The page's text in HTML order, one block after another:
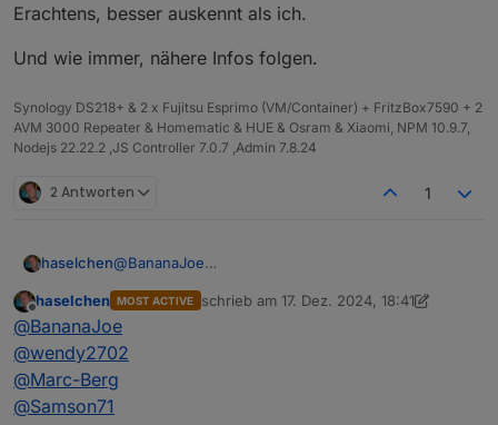
Erachtens, besser auskennt als ich.
Und wie immer, nähere Infos folgen.
Synology DS218+ & 2 x Fujitsu Esprimo (VM/Container) + FritzBox7590 + 2
AVM 3000 Repeater & Homematic & HUE & Osram & Xiaomi, NPM 10.9.7,
Nodejs 22.22.2 ,JS Controller 7.0.7 ,Admin 7.8.24
2 Antworten 1
haselchen@BananaJoe
@wendy2702
Guck mal an, unter Druck arbeitet@Samson71
Schnellsten
Zusammen mit meinem eigenen Terminkalender
Uhrzeit sollte etwas früher sein, da ja auch jeder
wieder nach Hause muss :)
Also ich denke 16.30/17.00Uhr sollte passen.
Offline
haselchen MOST ACTIVE schrieb am 17. Dez. 2024, 18:41
zuletzt editiert von haselchen
@BananaJoe
@wendy2702
@Marc-Berg
@Samson71